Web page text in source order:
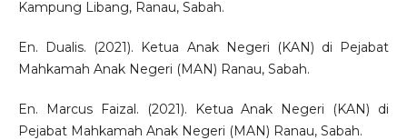
Kampung Libang, Ranau, Sabah.
En. Dualis. (2021). Ketua Anak Negeri (KAN) di Pejabat
Mahkamah Anak Negeri (MAN) Ranau, Sabah.
En. Marcus Faizal. (2021). Ketua Anak Negeri (KAN) di
Pejabat Mahkamah Anak Negeri (MAN) Ranau, Sabah.